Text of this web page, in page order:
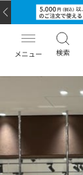
メニュー 検索